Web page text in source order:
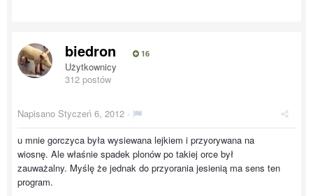
biedron 16
Użytkownicy
312 postów
Napisano Styczeń 6, 2012 ·
u mnie gorczyca była wysiewana lejkiem i przyorywana na
wiosnę. Ale właśnie spadek plonów po takiej orce był
zauważalny. Myślę że jednak do przyorania jesienią ma sens ten
program.